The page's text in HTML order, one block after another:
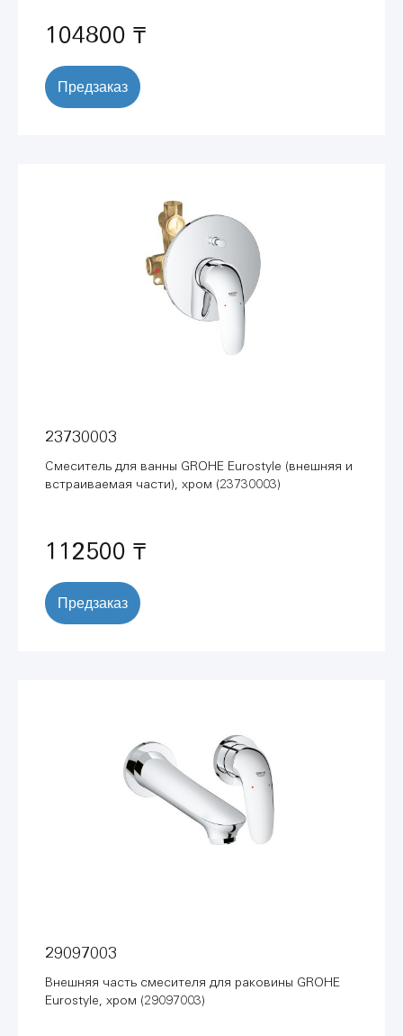
104800 ₸
Предзаказ
23730003
Смеситель для ванны GROHE Eurostyle (внешняя и
встраиваемая части), хром (23730003)
112500 ₸
Предзаказ
29097003
Внешняя часть смесителя для раковины GROHE
Eurostyle, хром (29097003)